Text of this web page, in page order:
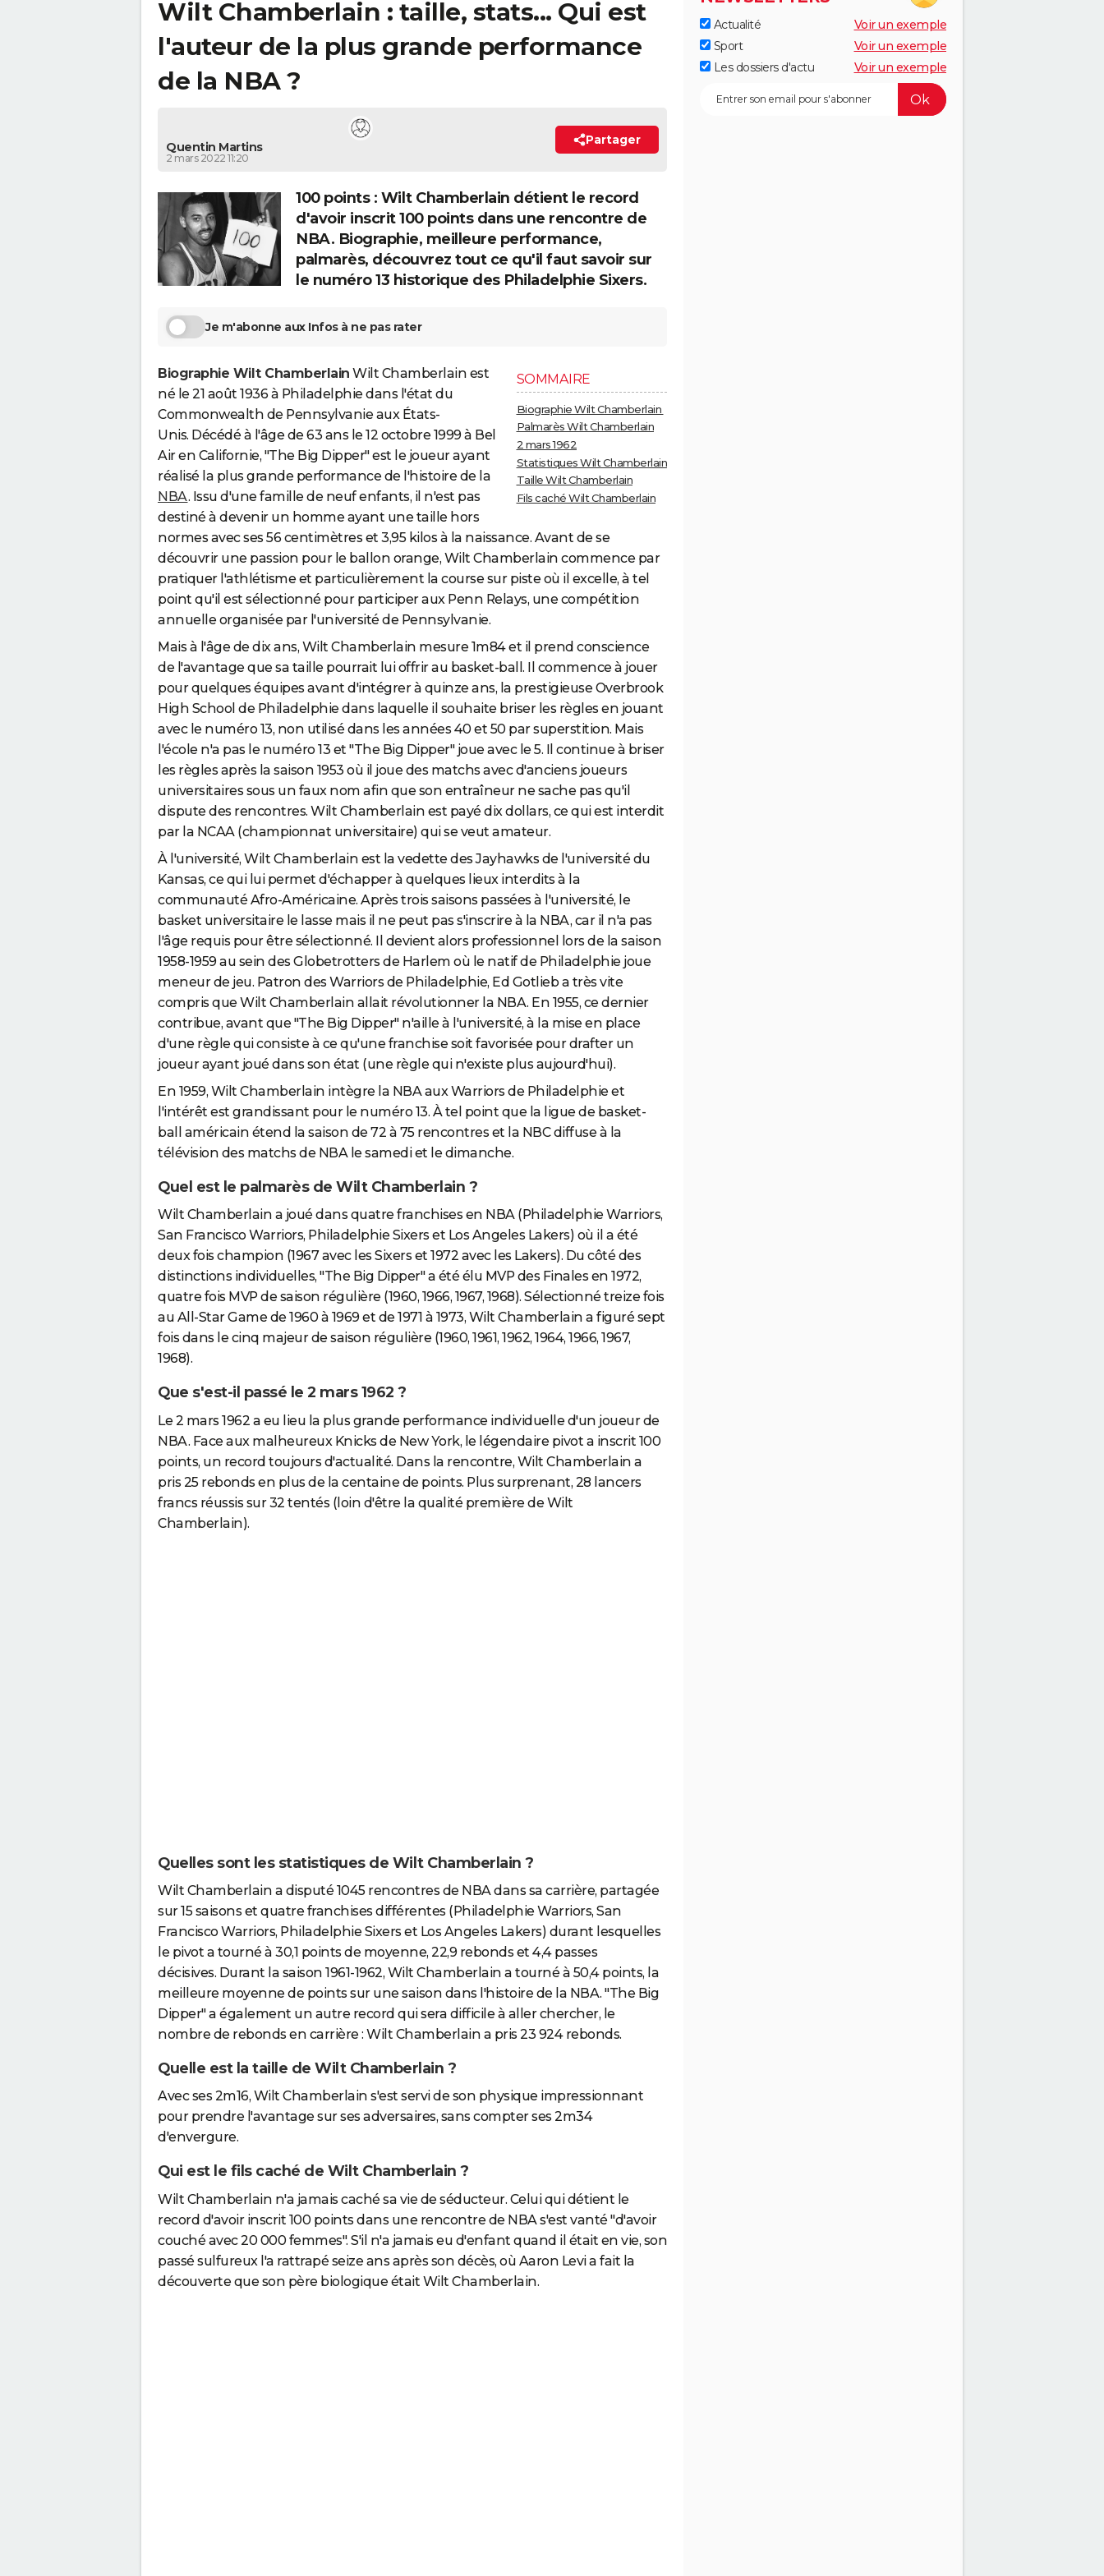
Wilt Chamberlain : taille, stats... Qui est
l'auteur de la plus grande performance
de la NBA ?
Quentin Martins
2 mars 2022 11:20
Partager
100 points : Wilt Chamberlain détient le record
d'avoir inscrit 100 points dans une rencontre de
NBA. Biographie, meilleure performance,
palmarès, découvrez tout ce qu'il faut savoir sur
le numéro 13 historique des Philadelphie Sixers.
Je m'abonne aux Infos à ne pas rater
SOMMAIRE
Biographie Wilt Chamberlain
Palmarès Wilt Chamberlain
2 mars 1962
Statistiques Wilt Chamberlain
Taille Wilt Chamberlain
Fils caché Wilt Chamberlain
Biographie Wilt Chamberlain Wilt Chamberlain est
né le 21 août 1936 à Philadelphie dans l'état du
Commonwealth de Pennsylvanie aux États-
Unis. Décédé à l'âge de 63 ans le 12 octobre 1999 à Bel
Air en Californie, "The Big Dipper" est le joueur ayant
réalisé la plus grande performance de l'histoire de la
NBA. Issu d'une famille de neuf enfants, il n'est pas
destiné à devenir un homme ayant une taille hors
normes avec ses 56 centimètres et 3,95 kilos à la naissance. Avant de se
découvrir une passion pour le ballon orange, Wilt Chamberlain commence par
pratiquer l'athlétisme et particulièrement la course sur piste où il excelle, à tel
point qu'il est sélectionné pour participer aux Penn Relays, une compétition
annuelle organisée par l'université de Pennsylvanie.
Mais à l'âge de dix ans, Wilt Chamberlain mesure 1m84 et il prend conscience
de l'avantage que sa taille pourrait lui offrir au basket-ball. Il commence à jouer
pour quelques équipes avant d'intégrer à quinze ans, la prestigieuse Overbrook
High School de Philadelphie dans laquelle il souhaite briser les règles en jouant
avec le numéro 13, non utilisé dans les années 40 et 50 par superstition. Mais
l'école n'a pas le numéro 13 et "The Big Dipper" joue avec le 5. Il continue à briser
les règles après la saison 1953 où il joue des matchs avec d'anciens joueurs
universitaires sous un faux nom afin que son entraîneur ne sache pas qu'il
dispute des rencontres. Wilt Chamberlain est payé dix dollars, ce qui est interdit
par la NCAA (championnat universitaire) qui se veut amateur.
À l'université, Wilt Chamberlain est la vedette des Jayhawks de l'université du
Kansas, ce qui lui permet d'échapper à quelques lieux interdits à la
communauté Afro-Américaine. Après trois saisons passées à l'université, le
basket universitaire le lasse mais il ne peut pas s'inscrire à la NBA, car il n'a pas
l'âge requis pour être sélectionné. Il devient alors professionnel lors de la saison
1958-1959 au sein des Globetrotters de Harlem où le natif de Philadelphie joue
meneur de jeu. Patron des Warriors de Philadelphie, Ed Gotlieb a très vite
compris que Wilt Chamberlain allait révolutionner la NBA. En 1955, ce dernier
contribue, avant que "The Big Dipper" n'aille à l'université, à la mise en place
d'une règle qui consiste à ce qu'une franchise soit favorisée pour drafter un
joueur ayant joué dans son état (une règle qui n'existe plus aujourd'hui).
En 1959, Wilt Chamberlain intègre la NBA aux Warriors de Philadelphie et
l'intérêt est grandissant pour le numéro 13. À tel point que la ligue de basket-
ball américain étend la saison de 72 à 75 rencontres et la NBC diffuse à la
télévision des matchs de NBA le samedi et le dimanche.
Quel est le palmarès de Wilt Chamberlain ?
Wilt Chamberlain a joué dans quatre franchises en NBA (Philadelphie Warriors,
San Francisco Warriors, Philadelphie Sixers et Los Angeles Lakers) où il a été
deux fois champion (1967 avec les Sixers et 1972 avec les Lakers). Du côté des
distinctions individuelles, "The Big Dipper" a été élu MVP des Finales en 1972,
quatre fois MVP de saison régulière (1960, 1966, 1967, 1968). Sélectionné treize fois
au All-Star Game de 1960 à 1969 et de 1971 à 1973, Wilt Chamberlain a figuré sept
fois dans le cinq majeur de saison régulière (1960, 1961, 1962, 1964, 1966, 1967,
1968).
Que s'est-il passé le 2 mars 1962 ?
Le 2 mars 1962 a eu lieu la plus grande performance individuelle d'un joueur de
NBA. Face aux malheureux Knicks de New York, le légendaire pivot a inscrit 100
points, un record toujours d'actualité. Dans la rencontre, Wilt Chamberlain a
pris 25 rebonds en plus de la centaine de points. Plus surprenant, 28 lancers
francs réussis sur 32 tentés (loin d'être la qualité première de Wilt
Chamberlain).
Quelles sont les statistiques de Wilt Chamberlain ?
Wilt Chamberlain a disputé 1045 rencontres de NBA dans sa carrière, partagée
sur 15 saisons et quatre franchises différentes (Philadelphie Warriors, San
Francisco Warriors, Philadelphie Sixers et Los Angeles Lakers) durant lesquelles
le pivot a tourné à 30,1 points de moyenne, 22,9 rebonds et 4,4 passes
décisives. Durant la saison 1961-1962, Wilt Chamberlain a tourné à 50,4 points, la
meilleure moyenne de points sur une saison dans l'histoire de la NBA. "The Big
Dipper" a également un autre record qui sera difficile à aller chercher, le
nombre de rebonds en carrière : Wilt Chamberlain a pris 23 924 rebonds.
Quelle est la taille de Wilt Chamberlain ?
Avec ses 2m16, Wilt Chamberlain s'est servi de son physique impressionnant
pour prendre l'avantage sur ses adversaires, sans compter ses 2m34
d'envergure.
Qui est le fils caché de Wilt Chamberlain ?
Wilt Chamberlain n'a jamais caché sa vie de séducteur. Celui qui détient le
record d'avoir inscrit 100 points dans une rencontre de NBA s'est vanté "d'avoir
couché avec 20 000 femmes". S'il n'a jamais eu d'enfant quand il était en vie, son
passé sulfureux l'a rattrapé seize ans après son décès, où Aaron Levi a fait la
découverte que son père biologique était Wilt Chamberlain.
Actualité
Voir un exemple
Sport
Voir un exemple
Les dossiers d'actu
Voir un exemple